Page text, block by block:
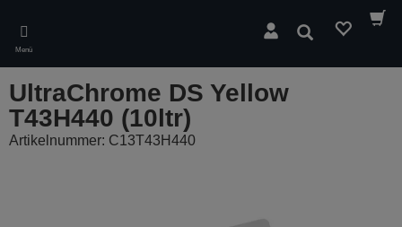
main
content
Menü
Suchen
UltraChrome DS Yellow
T43H440 (10ltr)
Artikelnummer: C13T43H440